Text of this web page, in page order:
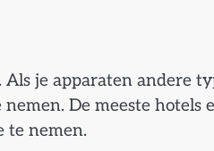
je apparaten andere
De meeste hotels
te nemen.